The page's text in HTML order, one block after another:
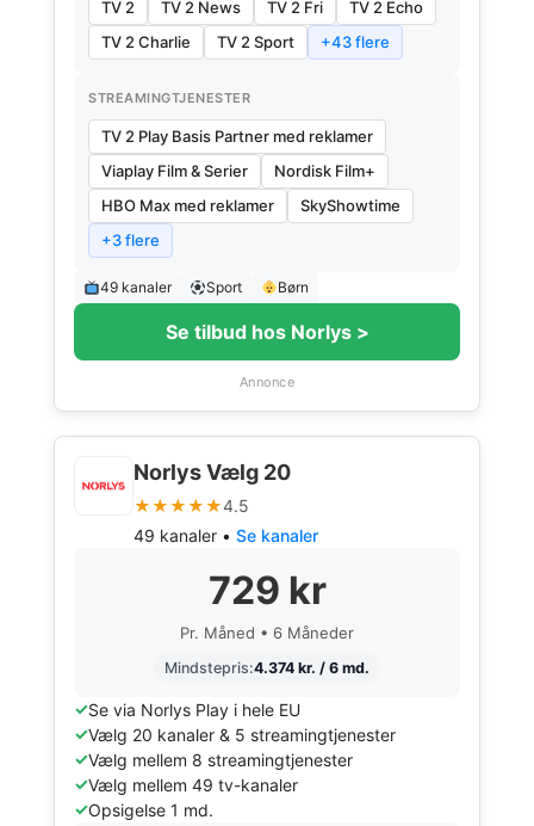
TV 2 TV 2 News TV 2 Fri
TV 2 Echo
TV 2 Charlie
TV 2 Sport +43 flere
STREAMINGTJENESTER
TV 2 Play Basis Partner med reklamer
Viaplay Film & Serier
Nordisk Film+
HBO Max med reklamer
SkyShowtime
+3 flere
49 kanaler Sport Børn
Se tilbud hos Norlys >
Annonce
Norlys Vælg 20
★★★★★4.5
49 kanaler • Se kanaler
729 kr
Pr. Måned • 6 Måneder
Mindstepris:4.374 kr. / 6 md.
Se via Norlys Play i hele EU
Vælg 20 kanaler & 5 streamingtjenester
Vælg mellem 8 streamingtjenester
Vælg mellem 49 tv-kanaler
Opsigelse 1 md.